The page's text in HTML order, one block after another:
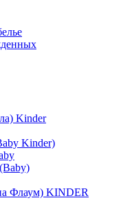
Kinder
Kinder)
Флаум) KINDER